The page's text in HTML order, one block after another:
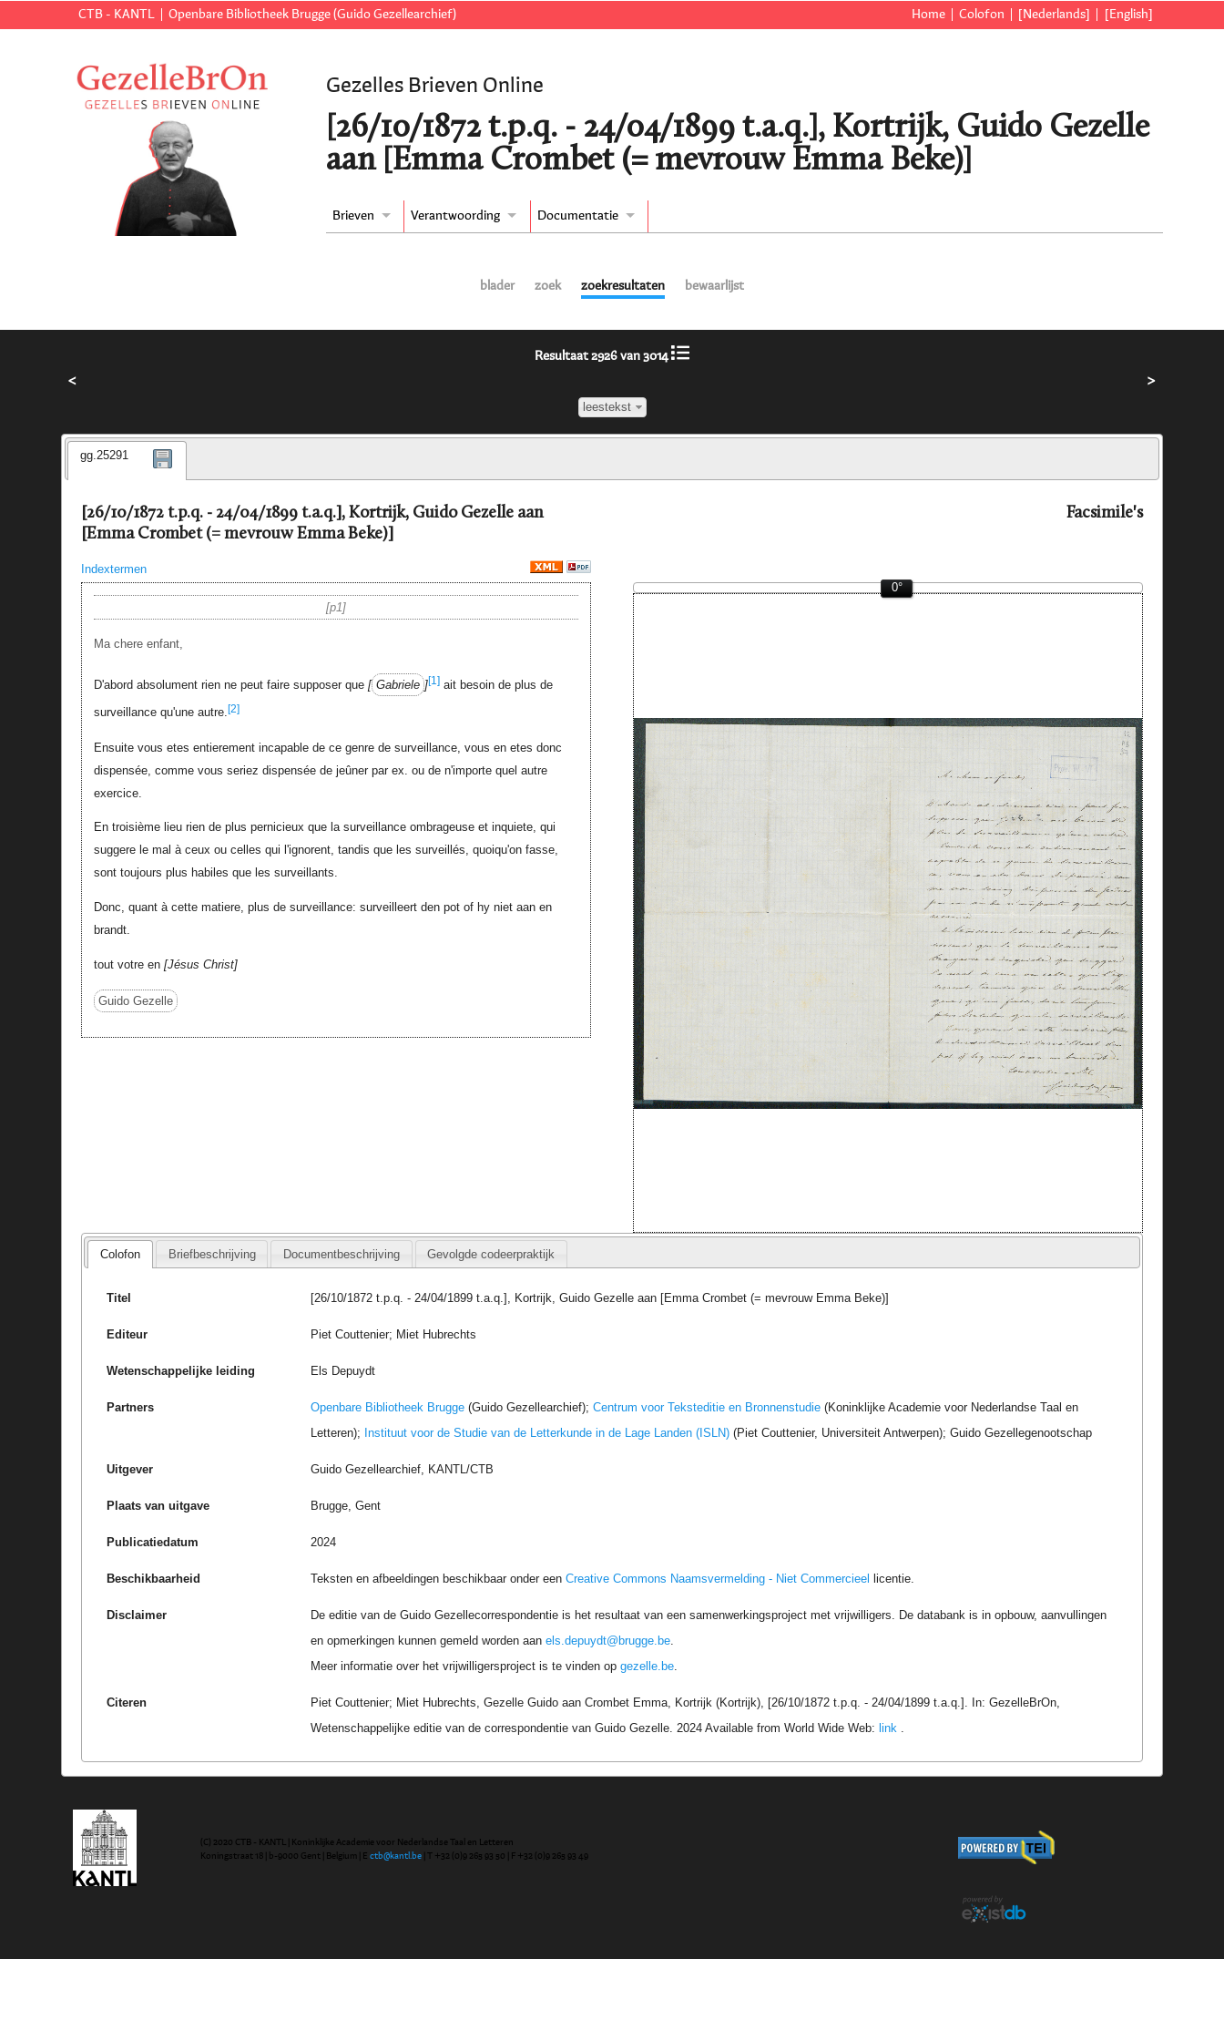
CTB - KANTL Openbare Bibliotheek Brugge (Guido Gezellearchief) Home Colofon [Nederlands] [English]
Gezelles Brieven Online
[26/10/1872 t.p.q. - 24/04/1899 t.a.q.], Kortrijk, Guido Gezelle
aan [Emma Crombet (= mevrouw Emma Beke)]
Brieven Verantwoording Documentatie
blader zoek zoekresultaten bewaarlijst
<
Resultaat 2926 van 3014
leestekst
>
gg.25291
[26/10/1872 t.p.q. - 24/04/1899 t.a.q.], Kortrijk, Guido Gezelle aan
[Emma Crombet (= mevrouw Emma Beke)]
Indextermen
Facsimile's
p1
Ma chere enfant,
D'abord absolument rien ne peut faire supposer que Gabriele [1]ait besoin de plus de
surveillance qu'une autre.[2]
Ensuite vous etes entierement incapable de ce genre de surveillance, vous en etes donc
dispensée, comme vous seriez dispensée de jeûner par ex. ou de n'importe quel autre
exercice.
En troisième lieu rien de plus pernicieux que la surveillance ombrageuse et inquiete, qui
suggere le mal à ceux ou celles qui l'ignorent, tandis que les surveillés, quoiqu'on fasse,
sont toujours plus habiles que les surveillants.
Donc, quant à cette matiere, plus de surveillance: surveilleert den pot of hy niet aan en
brandt.
tout votre en Jésus Christ
Guido Gezelle
0°
Colofon Briefbeschrijving Documentbeschrijving Gevolgde codeerpraktijk
Titel [26/10/1872 t.p.q. - 24/04/1899 t.a.q.], Kortrijk, Guido Gezelle aan [Emma Crombet (= mevrouw Emma Beke)]
Editeur Piet Couttenier; Miet Hubrechts
Wetenschappelijke leiding Els Depuydt
Partners Openbare Bibliotheek Brugge (Guido Gezellearchief);Centrum voor Teksteditie en Bronnenstudie (Koninklijke Academie voor Nederlandse Taal en
Letteren); Instituut voor de Studie van de Letterkunde in de Lage Landen (ISLN) (Piet Couttenier, Universiteit Antwerpen); Guido Gezellegenootschap
Uitgever Guido Gezellearchief, KANTL/CTB
Plaats van uitgave Brugge, Gent
Publicatiedatum 2024
Beschikbaarheid Teksten en afbeeldingen beschikbaar onder eenCreative Commons Naamsvermelding - Niet Commercieel licentie.
Disclaimer
De editie van de Guido Gezellecorrespondentie is het resultaat van een samenwerkingsproject met vrijwilligers. De databank is in opbouw, aanvullingen
en opmerkingen kunnen gemeld worden aanels.depuydt@brugge.be.
Meer informatie over het vrijwilligersproject is te vinden opgezelle.be.
Citeren
Piet Couttenier; Miet Hubrechts, Gezelle Guido aan Crombet Emma, Kortrijk (Kortrijk), [26/10/1872 t.p.q. - 24/04/1899 t.a.q.]. In: GezelleBrOn,
Wetenschappelijke editie van de correspondentie van Guido Gezelle. 2024 Available from World Wide Web: link .
(C) 2020 CTB - KANTL | Koninklijke Academie voor Nederlandse Taal en Letteren
Koningstraat 18 | b-9000 Gent | Belgium | Ectb@kantl.be | T +32 (0)9 265 93 50 | F +32 (0)9 265 93 49